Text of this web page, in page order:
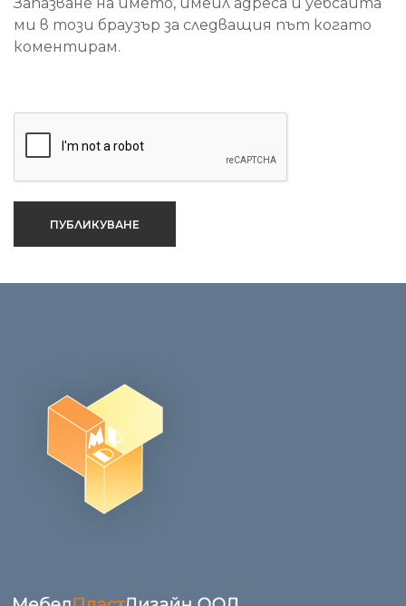
ми в този браузър за следващия път когато
коментирам.